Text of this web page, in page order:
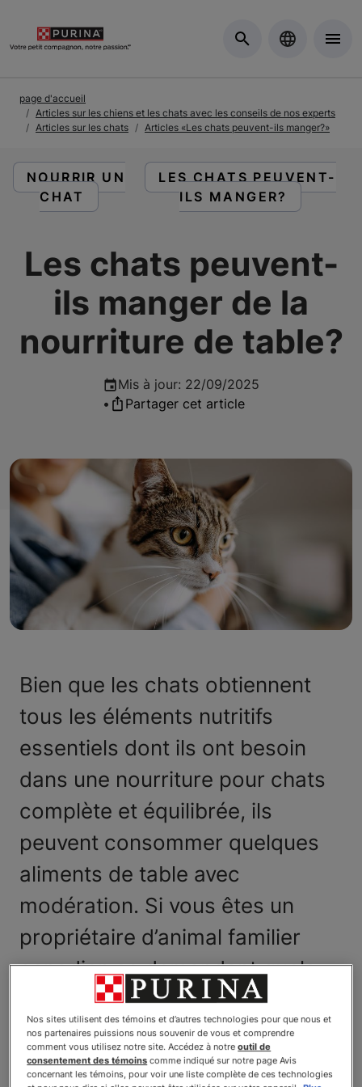
page d'accueil
Articles sur les chiens et les chats avec les conseils de nos experts
Articles sur les chats
Articles «Les chats peuvent-ils manger?»
LIRE DES ARTICLES À PROPOS DE :
NOURRIR UN
CHAT
LIRE DES ARTICLES À
LES CHATS PEUVENT-
ILS MANGER?
Les chats peuvent-
ils manger de la
nourriture de table?
Mis à jour: 22/09/2025
•
Partager cet article
Bien que les chats obtiennent
tous les éléments nutritifs
essentiels dont ils ont besoin
dans une nourriture pour chats
complète et équilibrée, ils
peuvent consommer quelques
aliments de table avec
modération. Si vous êtes un
propriétaire d’animal familier
canadien se demandant quels
sont les aliments de table
pouvant être offerts à votre petit
félin en toute sécurité, ce guide
Nos sites utilisent des témoins et d’autres technologies pour que nous et
nos partenaires puissions nous souvenir de vous et comprendre
comment vous utilisez notre site. Accédez à notreoutil de
consentement des témoins comme indiqué sur notre page Avis
concernant les témoins, pour voir une liste complète de ces technologies